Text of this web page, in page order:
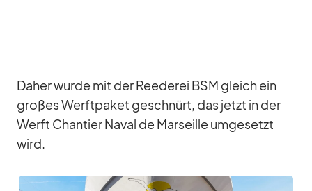
Da­her wurde mit der Ree­de­rei BSM gleich ein
gro­ßes Werft­pa­ket ge­schnürt, das jetzt in der
Werft Chan­tier Na­val de Mar­seille um­ge­setzt
wird.